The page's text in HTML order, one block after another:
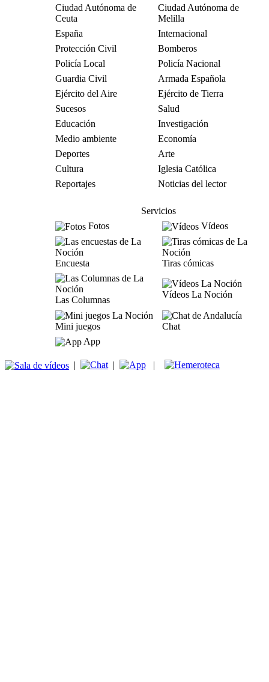
Ciudad Autónoma de
Ceuta
Ciudad Autónoma de
Melilla
España
Internacional
Protección Civil
Bomberos
Policía Local
Policía Nacional
Guardia Civil
Armada Española
Ejército del Aire
Ejército de Tierra
Sucesos
Salud
Educación
Investigación
Medio ambiente
Economía
Deportes
Arte
Cultura
Iglesia Católica
Reportajes
Noticias del lector
Servicios
Fotos
Vídeos
Encuesta Tiras cómicas
Las Columnas
Vídeos La Noción
Mini juegos
Chat
App
| | |